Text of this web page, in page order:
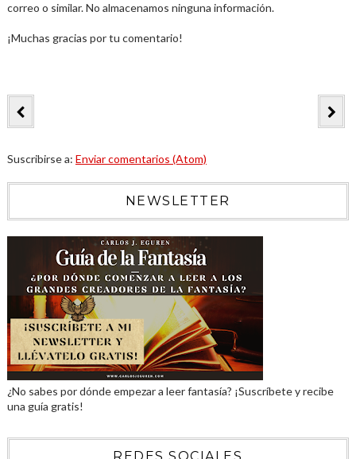
correo o similar. No almacenamos ninguna información.
¡Muchas gracias por tu comentario!
Suscribirse a: Enviar comentarios (Atom)
NEWSLETTER
¿No sabes por dónde empezar a leer fantasía? ¡Suscríbete y recibe
una guía gratis!